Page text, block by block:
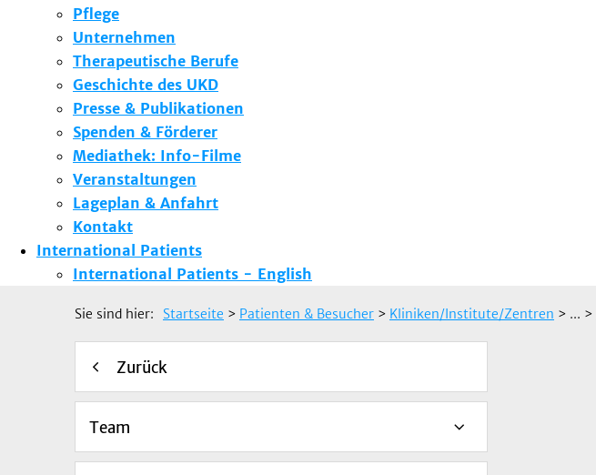
Pflege
Unternehmen
Therapeutische Berufe
Geschichte des UKD
Presse & Publikationen
Spenden & Förderer
Mediathek: Info-Filme
Veranstaltungen
Lageplan & Anfahrt
Kontakt
International Patients
International Patients - English
Sie sind hier: Startseite > Patienten & Besucher > Kliniken/Institute/Zentren > ... >
Zurück
Team